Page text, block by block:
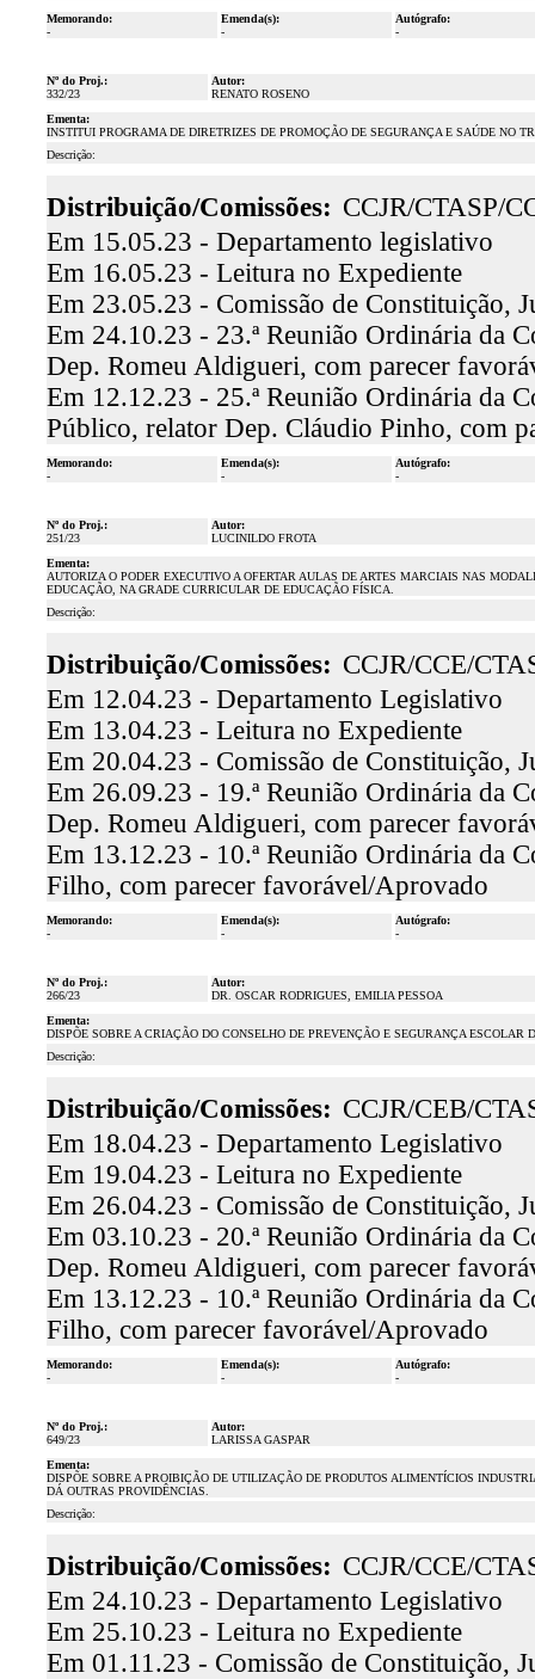
Memorando:
-
Emenda(s):
-
Autógrafo:
-
Nº do Proj.:
332/23
Autor:
RENATO ROSENO
Ementa:
INSTITUI PROGRAMA DE DIRETRIZES DE PROMOÇÃO DE SEGURANÇA E SAÚDE NO
Descrição:
Distribuição/Comissões: CCJR/CTASP/
Em 15.05.23 - Departamento legislativo
Em 16.05.23 - Leitura no Expediente
Em 23.05.23 - Comissão de Constituição,
Em 24.10.23 - 23.ª Reunião Ordinária da
Dep. Romeu Aldigueri, com parecer
Em 12.12.23 - 25.ª Reunião Ordinária da
Público, relator Dep. Cláudio Pinho, com
Memorando:
-
Emenda(s):
-
Autógrafo:
-
Nº do Proj.:
251/23
Autor:
LUCINILDO FROTA
Ementa:
AUTORIZA O PODER EXECUTIVO A OFERTAR AULAS DE ARTES MARCIAIS NAS
EDUCAÇÃO, NA GRADE CURRICULAR DE EDUCAÇÃO FÍSICA.
Descrição:
Distribuição/Comissões: CCJR/CCE/
Em 12.04.23 - Departamento Legislativo
Em 13.04.23 - Leitura no Expediente
Em 20.04.23 - Comissão de Constituição,
Em 26.09.23 - 19.ª Reunião Ordinária da
Dep. Romeu Aldigueri, com parecer
Em 13.12.23 - 10.ª Reunião Ordinária da
Filho, com parecer favorável/Aprovado
Memorando:
-
Emenda(s):
-
Autógrafo:
-
Nº do Proj.:
266/23
Autor:
DR. OSCAR RODRIGUES, EMILIA PESSOA
Ementa:
DISPÕE SOBRE A CRIAÇÃO DO CONSELHO DE PREVENÇÃO E SEGURANÇA ESCOLAR
Descrição:
Distribuição/Comissões: CCJR/CEB/
Em 18.04.23 - Departamento Legislativo
Em 19.04.23 - Leitura no Expediente
Em 26.04.23 - Comissão de Constituição,
Em 03.10.23 - 20.ª Reunião Ordinária da
Dep. Romeu Aldigueri, com parecer
Em 13.12.23 - 10.ª Reunião Ordinária da
Filho, com parecer favorável/Aprovado
Memorando:
-
Emenda(s):
-
Autógrafo:
-
Nº do Proj.:
649/23
Autor:
LARISSA GASPAR
Ementa:
DISPÕE SOBRE A PROIBIÇÃO DE UTILIZAÇÃO DE PRODUTOS ALIMENTÍCIOS
DÁ OUTRAS PROVIDÊNCIAS.
Descrição:
Distribuição/Comissões: CCJR/CCE/
Em 24.10.23 - Departamento Legislativo
Em 25.10.23 - Leitura no Expediente
Em 01.11.23 - Comissão de Constituição,